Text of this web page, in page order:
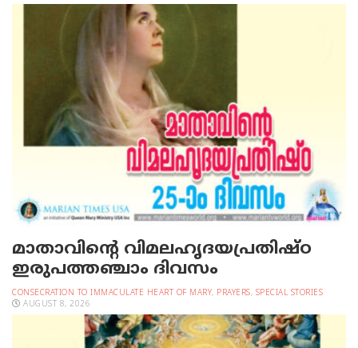
മാതാവിന്റെ വിമലഹൃദയപ്രതിഷ്ഠ
ഇരുപത്തഞ്ചാം ദിവസം
CONSECRATION TO IMMACULATE HEART OF MARY, PRAYERS, SPECIAL STORIES
AUGUST 8, 2026